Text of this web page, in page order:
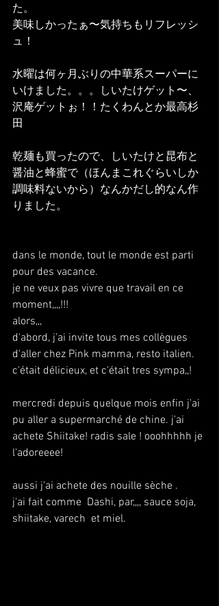
た。
美味しかったぁ〜気持ちもリフレッシ
ュ！
水曜は何ヶ月ぶりの中華系スーパーに
いけました。。。しいたけゲット〜、
沢庵ゲットぉ！！たくわんとか最高杉
田
乾麺も買ったので、しいたけと昆布と
醤油と蜂蜜で（ほんまこれぐらいしか
調味料ないから）なんかだし的なん作
りました。
dans le monde, tout le monde est parti
pour des vacance.
je ne veux pas vivre que travail en ce
moment,,,,!!!
alors,,,
d'abord, j'ai invite tous mes collègues
d'aller chez Pink mamma, resto italien.
c'était délicieux, et c'était tres sympa,,!
mercredi depuis quelque mois enfin j'ai
pu aller a supermarché de chine. j'ai
achete Shiitake! radis sale ! ooohhhhh je
l'adoreeee!
aussi j'ai achete des nouille sèche .
j'ai fait comme  Dashi, par,,,, sauce soja,
shiitake, varech  et miel.